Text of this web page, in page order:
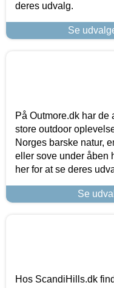
deres udvalg.
Se
På Outmore.dk har de
store outdoor
Norges barske natur,
eller sove under åben
her for at se deres
Se
Hos ScandiHills.dk